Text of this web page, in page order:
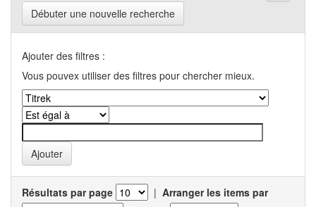
Débuter une nouvelle recherche
Ajouter des filtres :
Vous pouvex utiliser des filtres pour chercher mieux.
Résultats par page | Arranger les items par